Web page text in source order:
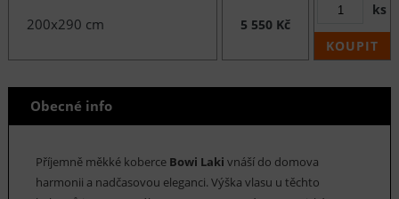
200x290 cm 5 550 Kč
ks
KOUPIT
Obecné info
Příjemně měkké koberce Bowi Laki vnáší do domova
harmonii a nadčasovou eleganci. Výška vlasu u těchto